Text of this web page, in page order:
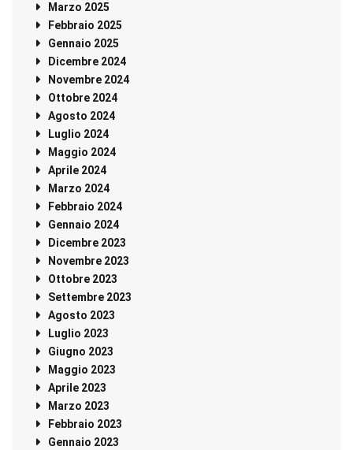
Marzo 2025
Febbraio 2025
Gennaio 2025
Dicembre 2024
Novembre 2024
Ottobre 2024
Agosto 2024
Luglio 2024
Maggio 2024
Aprile 2024
Marzo 2024
Febbraio 2024
Gennaio 2024
Dicembre 2023
Novembre 2023
Ottobre 2023
Settembre 2023
Agosto 2023
Luglio 2023
Giugno 2023
Maggio 2023
Aprile 2023
Marzo 2023
Febbraio 2023
Gennaio 2023